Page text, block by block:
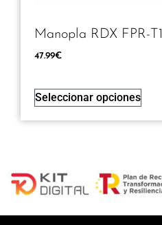
Manopla RDX FPR-T1
47.99€
Seleccionar opciones